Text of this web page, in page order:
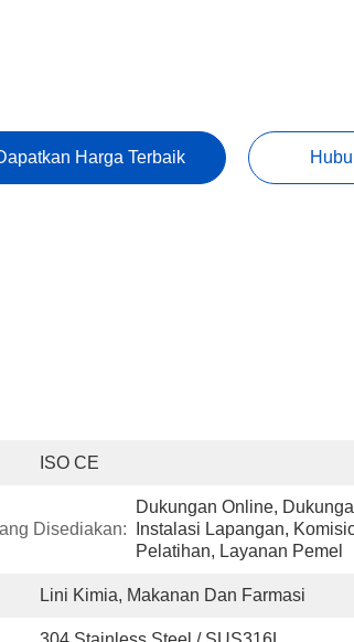
Harga Terbaik
ISO CE
Disediakan:
Dukungan Online,
Instalasi Lapangan,
Pelatihan, Layanan Pemel
Lini Kimia, Makanan Dan Farmasi